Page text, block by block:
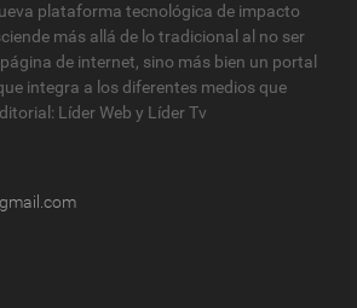
plataforma tecnológica de impacto
más allá de lo tradicional al no ser
de internet, sino más bien un portal
integra a los diferentes medios que
Líder Web y Líder Tv